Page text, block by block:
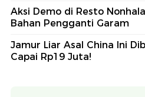
Aksi Demo di Resto
Bahan Pengganti Garam
Jamur Liar Asal China Ini
Capai Rp19 Juta!